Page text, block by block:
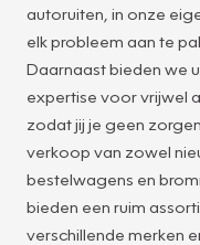
autoruiten, in onze
elk probleem aan te
Daarnaast bieden we
expertise voor vrijwel
zodat jij je geen
verkoop van zowel
bestelwagens en
bieden een ruim
verschillende merken